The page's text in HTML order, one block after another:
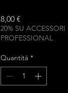
8,00 €
20% SU
PROFESSIONAL
Quantità *